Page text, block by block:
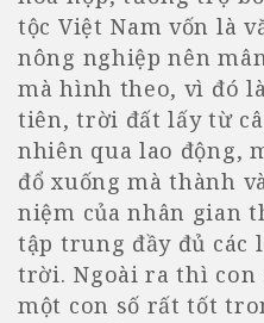
tộc Việt Nam vốn là
nông nghiệp nên
mà hình theo, vì đó
tiên, trời đất lấy từ
nhiên qua lao động,
đổ xuống mà thành
niệm của nhân gian
tập trung đầy đủ các
trời. Ngoài ra thì con
một con số rất tốt